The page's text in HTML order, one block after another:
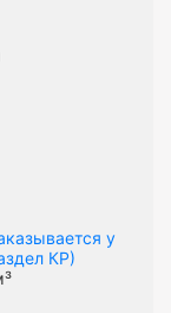
у
КР)